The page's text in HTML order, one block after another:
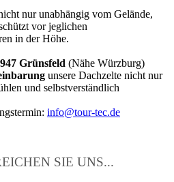
nur unabhängig vom Gelände,
vor jeglichen
in der Höhe.
Grünsfeld (Nähe Würzburg)
unsere Dachzelte nicht nur
und selbstverständlich
info@tour-tec.de
SIE UNS...